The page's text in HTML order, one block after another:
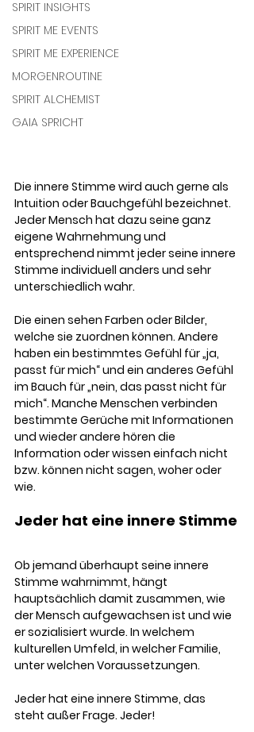
SPIRIT INSIGHTS
SPIRIT ME EVENTS
SPIRIT ME EXPERIENCE
MORGENROUTINE
SPIRIT ALCHEMIST
GAIA SPRICHT
Die innere Stimme wird auch gerne als
Intuition oder Bauchgefühl bezeichnet.
Jeder Mensch hat dazu seine ganz
eigene Wahrnehmung und
entsprechend nimmt jeder seine innere
Stimme individuell anders und sehr
unterschiedlich wahr.
Die einen sehen Farben oder Bilder,
welche sie zuordnen können. Andere
haben ein bestimmtes Gefühl für „ja,
passt für mich“ und ein anderes Gefühl
im Bauch für „nein, das passt nicht für
mich“. Manche Menschen verbinden
bestimmte Gerüche mit Informationen
und wieder andere hören die
Information oder wissen einfach nicht
bzw. können nicht sagen, woher oder
wie.
Jeder hat eine innere Stimme
Ob jemand überhaupt seine innere
Stimme wahrnimmt, hängt
hauptsächlich damit zusammen, wie
der Mensch aufgewachsen ist und wie
er sozialisiert wurde. In welchem
kulturellen Umfeld, in welcher Familie,
unter welchen Voraussetzungen.
Jeder hat eine innere Stimme, das
steht außer Frage. Jeder!